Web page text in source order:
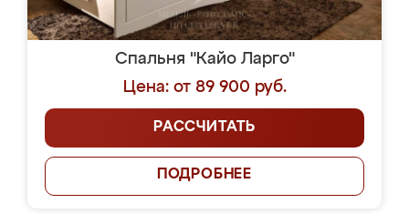
Спальня "Кайо Ларго"
Цена: от 89 900 руб.
РАССЧИТАТЬ
ПОДРОБНЕЕ